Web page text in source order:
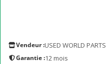
Vendeur :USED WORLD PARTS
Garantie :12 mois